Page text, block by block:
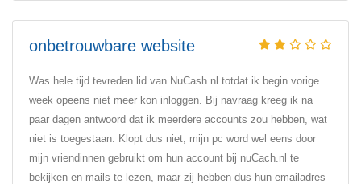
onbetrouwbare website
Was hele tijd tevreden lid van NuCash.nl totdat ik begin vorige
week opeens niet meer kon inloggen. Bij navraag kreeg ik na
paar dagen antwoord dat ik meerdere accounts zou hebben, wat
niet is toegestaan. Klopt dus niet, mijn pc word wel eens door
mijn vriendinnen gebruikt om hun account bij nuCach.nl te
bekijken en mails te lezen, maar zij hebben dus hun emailadres